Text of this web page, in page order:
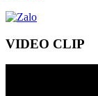
VIDEO CLIP